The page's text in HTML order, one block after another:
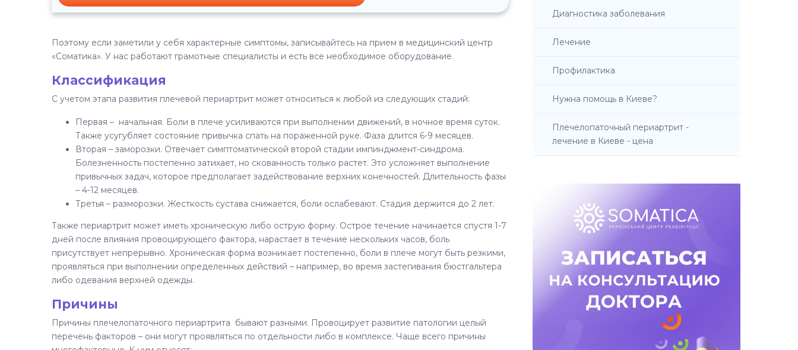
Поэтому если заметили у себя характерные симптомы, записывайтесь на прием в медицинский центр
«Соматика». У нас работают грамотные специалисты и есть все необходимое оборудование.
Классификация
С учетом этапа развития плечевой периартрит может относиться к любой из следующих стадий:
Первая – начальная. Боли в плече усиливаются при выполнении движений, в ночное время суток.
Также усугубляет состояние привычка спать на пораженной руке. Фаза длится 6-9 месяцев.
Вторая – заморозки. Отвечает симптоматической второй стадии импинджмент-синдрома.
Болезненность постепенно затихает, но скованность только растет. Это усложняет выполнение
привычных задач, которое предполагает задействование верхних конечностей. Длительность фазы
– 4-12 месяцев.
Третья – разморозки. Жесткость сустава снижается, боли ослабевают. Стадия держится до 2 лет.
Также периартрит может иметь хроническую либо острую форму. Острое течение начинается спустя 1-7
дней после влияния провоцирующего фактора, нарастает в течение нескольких часов, боль
присутствует непрерывно. Хроническая форма возникает постепенно, боли в плече могут быть резкими,
проявляться при выполнении определенных действий – например, во время застегивания бюстгальтера
либо одевания верхней одежды.
Причины
Причины плечелопаточного периартрита бывают разными. Провоцирует развитие патологии целый
перечень факторов – они могут проявляться по отдельности либо в комплексе. Чаще всего причины
Диагностика заболевания
Лечение
Профилактика
Нужна помощь в Киеве?
Плечелопаточный периартрит -
лечение в Киеве - цена